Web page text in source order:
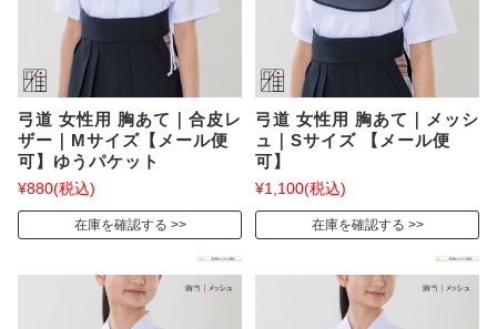
弓道 女性用 胸あて｜合皮レ
ザー｜Mサイズ【メール便
可】ゆうパケット
¥880(税込)
在庫を確認する
弓道 女性用 胸あて｜メッシ
ュ｜Sサイズ 【メール便
可】
¥1,100(税込)
在庫を確認する